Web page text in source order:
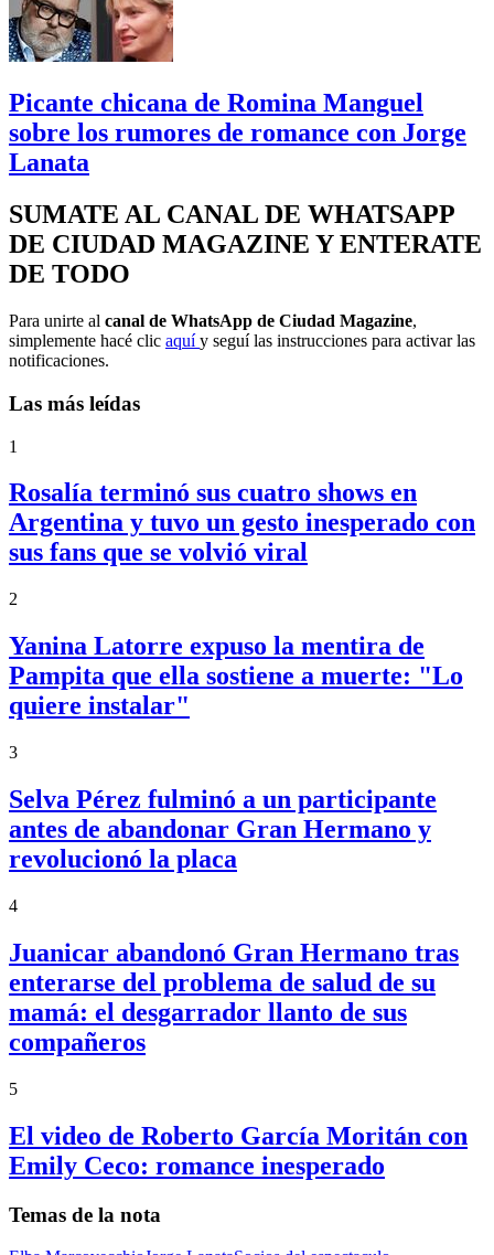
Picante chicana de Romina Manguel
sobre los rumores de romance con Jorge
Lanata
SUMATE AL CANAL DE WHATSAPP
DE CIUDAD MAGAZINE Y ENTERATE
DE TODO
Para unirte al canal de WhatsApp de Ciudad Magazine,
simplemente hacé clic aquíy seguí las instrucciones para activar las
notificaciones.
Las más leídas
1
Rosalía terminó sus cuatro shows en
Argentina y tuvo un gesto inesperado con
sus fans que se volvió viral
2
Yanina Latorre expuso la mentira de
Pampita que ella sostiene a muerte: "Lo
quiere instalar"
3
Selva Pérez fulminó a un participante
antes de abandonar Gran Hermano y
revolucionó la placa
4
Juanicar abandonó Gran Hermano tras
enterarse del problema de salud de su
mamá: el desgarrador llanto de sus
compañeros
5
El video de Roberto García Moritán con
Emily Ceco: romance inesperado
Temas de la nota